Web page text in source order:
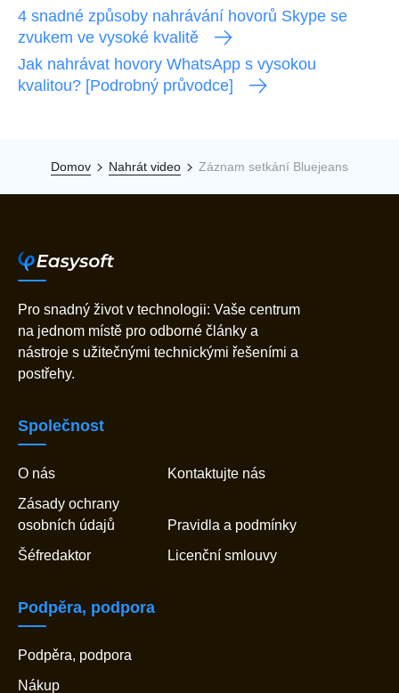
4 snadné způsoby nahrávání hovorů Skype se
zvukem ve vysoké kvalitě
Jak nahrávat hovory WhatsApp s vysokou
kvalitou? [Podrobný průvodce]
Domov Nahrát video Záznam setkání Bluejeans
Pro snadný život v technologii: Vaše centrum
na jednom místě pro odborné články a
nástroje s užitečnými technickými řešeními a
postřehy.
Společnost
O nás
Kontaktujte nás
Zásady ochrany
osobních údajů
Pravidla a podmínky
Šéfredaktor
Licenční smlouvy
Podpěra, podpora
Podpěra, podpora
Nákup